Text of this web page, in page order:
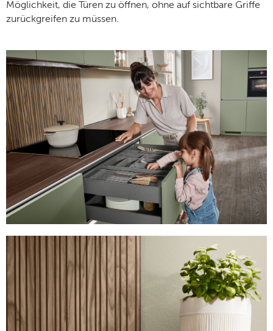
Möglichkeit, die Türen zu öffnen, ohne auf sichtbare Griffe
zurückgreifen zu müssen.